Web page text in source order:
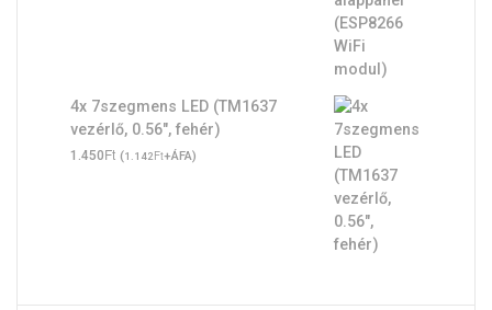
4x 7szegmens LED (TM1637
vezérlő, 0.56", fehér)
1.450Ft (1.142Ft+ÁFA)